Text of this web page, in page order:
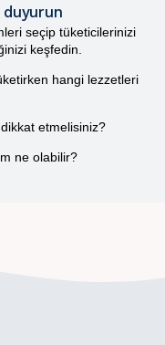
duyurun
seçip tüketicilerinizi
keşfedin.
hangi lezzetleri
etmelisiniz?
ne olabilir?